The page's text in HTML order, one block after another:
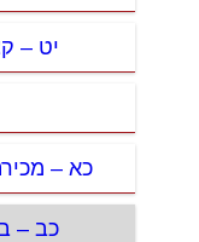
יט –
כא –
כב –